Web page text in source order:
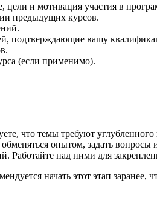
цели и мотивация участия в
предыдущих курсов.
подтверждающие вашу
(если применимо).
что темы требуют углубленного
опытом, задать вопросы
Работайте над ними для
начать этот этап заранее,